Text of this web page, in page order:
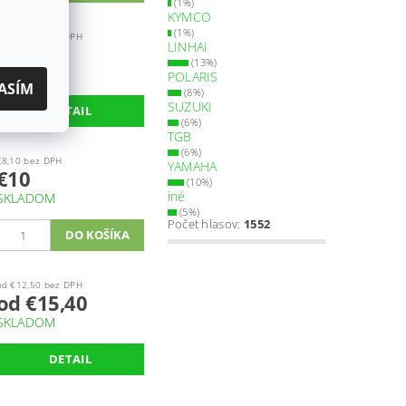
od €17,10 bez DPH
SKLADOM
DETAIL
bez DPH
€12,50 bez DPH
€15,40
DETAIL
KYMCO
(1%)
LINHAI
(13%)
POLARIS
(8%)
SUZUKI
(6%)
TGB
(6%)
YAMAHA
(10%)
iné
(5%)
Počet hlasov: 1552